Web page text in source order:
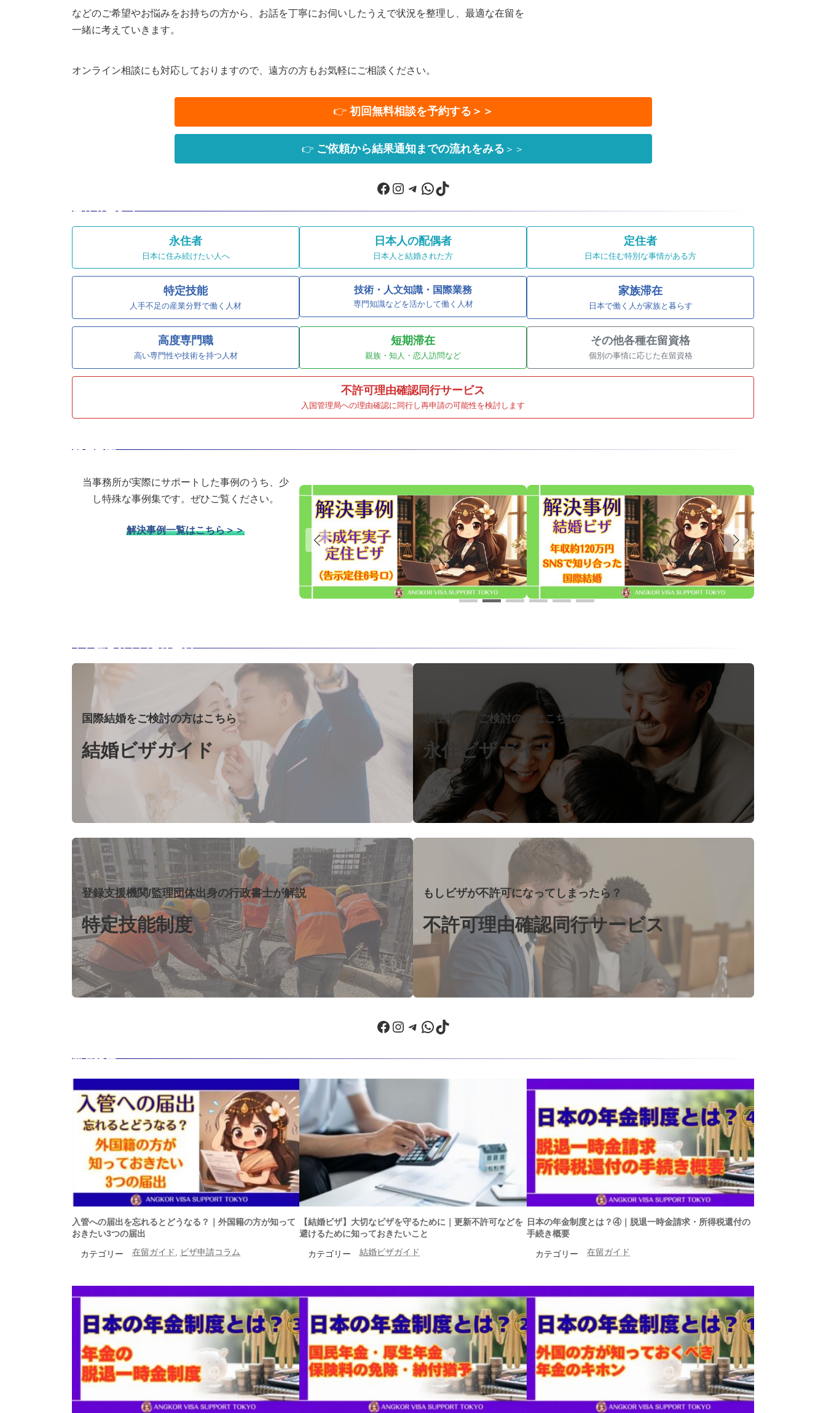
などのご希望やお悩みをお持ちの方から、お話を丁寧にお伺いしたうえで状況を整理し、最適な在留を
一緒に考えていきます。
オンライン相談にも対応しておりますので、遠方の方もお気軽にご相談ください。
👉 初回無料相談を予約する＞＞
👉 ご依頼から結果通知までの流れをみる ＞＞
Facebook
Instagram
Telegram
WhatsApp
TikTok
主なサービス
永住者
日本に住み続けたい人へ
日本人の配偶者
日本人と結婚された方
定住者
日本に住む特別な事情がある方
特定技能
人手不足の産業分野で働く人材
技術・人文知識・国際業務
専門知識などを活かして働く人材
家族滞在
日本で働く人が家族と暮らす
高度専門職
高い専門性や技術を持つ人材
短期滞在
親族・知人・恋人訪問など
その他各種在留資格
個別の事情に応じた在留資格
不許可理由確認同行サービス
入国管理局への理由確認に同行し再申請の可能性を検討します
解決事例
当事務所が実際にサポートした事例のうち、少
し特殊な事例集です。ぜひご覧ください。
解決事例一覧はこちら＞＞
よく読まれているページ
国際結婚をご検討の方はこちら
結婚ビザガイド
カ
永住申請をご検討の方はこちら
永住ビザガイド
カ
登録支援機関/監理団体出身の行政書士が解説
特定技能制度
カ
バ
ー
リ
もしビザが不許可になってしまったら？
不許可理由確認同行サービス
カ
バ
リ
Facebook
Instagram
Telegram
WhatsApp
TikTok
新着投稿
入管への届出を忘れるとどうなる？｜外国籍の方が知って
おきたい3つの届出
カテゴリー 在留ガイド ビザ申請コラム
【結婚ビザ】大切なビザを守るために｜更新不許可などを
避けるために知っておきたいこと
カテゴリー 結婚ビザガイド
日本の年金制度とは？④｜脱退一時金請求・所得税還付の
手続き概要
カテゴリー 在留ガイド